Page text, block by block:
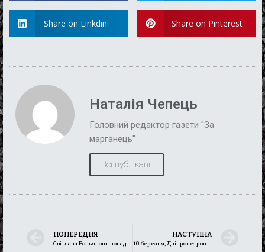
Share on Linkdin Share on Pinterest
Наталія Чепець
Головний редактор газети "За
марганець"
Всі публікації
ПОПЕРЕДНЯ
Світлана Рольянова: понад 20 років тому з нею сталася «хімія»…
НАСТУПНА
10 березня, Дніпропетровщина: внаслідок ворожих обстрілів на Нікопольщині дві людини дістали поранення